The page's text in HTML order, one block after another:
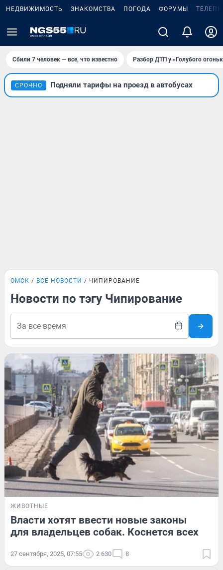
НЕДВИЖИМОСТЬ ЗНАКОМСТВА ПОГОДА ФОРУМЫ
Сбили 7 человек — все, что известно Разбор ДТП у «Голубого
СРОЧНО Подняли тарифы на проезд в автобусах
ОМСК ВСЕ НОВОСТИ ЧИПИРОВАНИЕ
Новости по тэгу Чипирование
ЖИВОТНЫЕ
Власти хотят ввести новые законы
для владельцев собак. Коснется всех
27 сентября, 2025, 07:55 2 630 8